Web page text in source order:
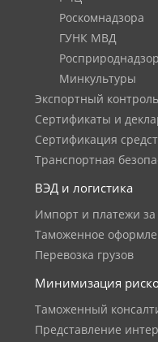
Роскомнадзора
ГУНК МВД
Минкультуры
Экспортный контроль
Сертификаты и
Сертификация
Транспортная
ВЭД и логистика
Импорт и платежи
Таможенное
Перевозка грузов
Минимизация
Таможенный
Представление